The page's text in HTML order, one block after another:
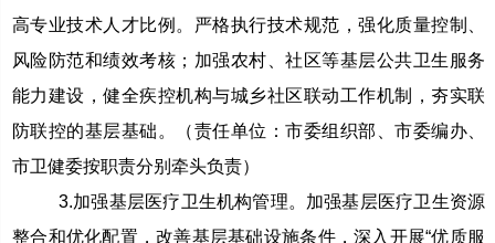
高专业技术人才比例。严格执行技术规范，强化质量控制、
风险防范和绩效考核；加强农村、社区等基层公共卫生服务
能力建设，健全疾控机构与城乡社区联动工作机制，夯实联
防联控的基层基础。（责任单位：市委组织部、市委编办、
市卫健委按职责分别牵头负责）
3.加强基层医疗卫生机构管理。加强基层医疗卫生资源
整合和优化配置，改善基层基础设施条件，深入开展“优质服